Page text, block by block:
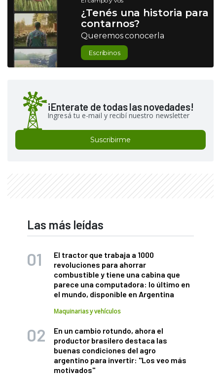
¿Tenés una historia para
contarnos?
Queremos conocerla
Escribinos
¡Enterate de todas las novedades!
Ingresá tu e-mail y recibí nuestro newsletter
Suscribirme
Las más leídas
El tractor que trabaja a 1000
revoluciones para ahorrar
combustible y tiene una cabina que
parece una computadora: lo último en
el mundo, disponible en Argentina
Maquinarias y vehículos
En un cambio rotundo, ahora el
productor brasilero destaca las
buenas condiciones del agro
argentino para invertir: "Los veo más
motivados"